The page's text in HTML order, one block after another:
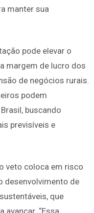
manter sua
pode elevar o
margem de lucro dos
de negócios rurais.
podem
buscando
previsíveis e
veto coloca em risco
desenvolvimento de
que